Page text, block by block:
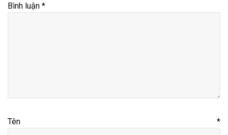
Bình luận *
Tên *